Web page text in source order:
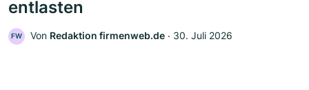
entlasten
FW Von Redaktion firmenweb.de ‧ 30. Juli 2026